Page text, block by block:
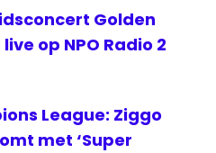
Golden
op NPO Radio 2
League: Ziggo
met ‘Super